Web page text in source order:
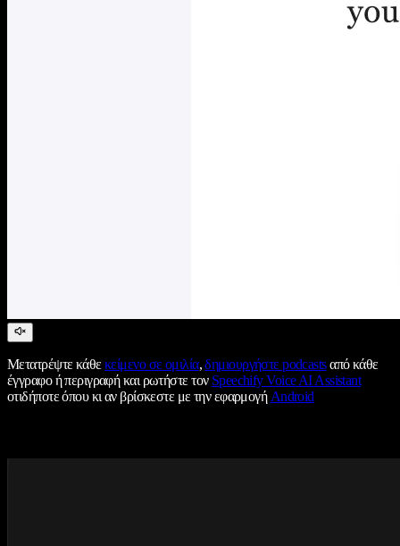
Μετατρέψτε κάθεκείμενο σε ομιλία,δημιουργήστε podcastsαπό κάθε
έγγραφο ή περιγραφή και ρωτήστε τον Speechify Voice AI Assistant
οτιδήποτε όπου κι αν βρίσκεστε με την εφαρμογήAndroid